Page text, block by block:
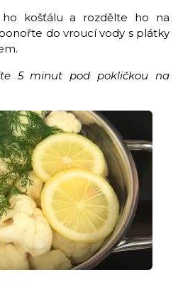
ho košťálu a rozdělte ho na
do vroucí vody s plátky
5 minut pod pokličkou na